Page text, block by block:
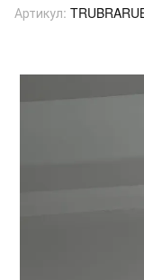
Артикул: